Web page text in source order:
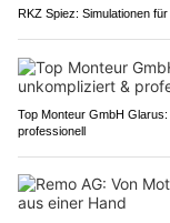
RKZ Spiez: Simulationen
Top Monteur GmbH
professionell